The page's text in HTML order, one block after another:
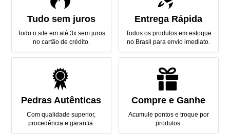
Tudo sem juros
Todo o site em até 3x sem juros
no cartão de crédito.
Entrega Rápida
Todos os produtos em estoque
no Brasil para envio imediato.
Pedras Autênticas
Com qualidade superior,
procedência e garantia.
Compre e Ganhe
Acumule pontos e troque por
produtos.